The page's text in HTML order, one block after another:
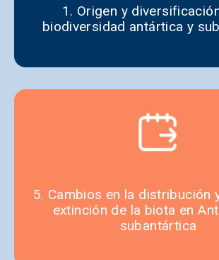
1. Origen y
biodiversidad antártica y
5. Cambios en la distribución
extinción de la biota en
subantártica